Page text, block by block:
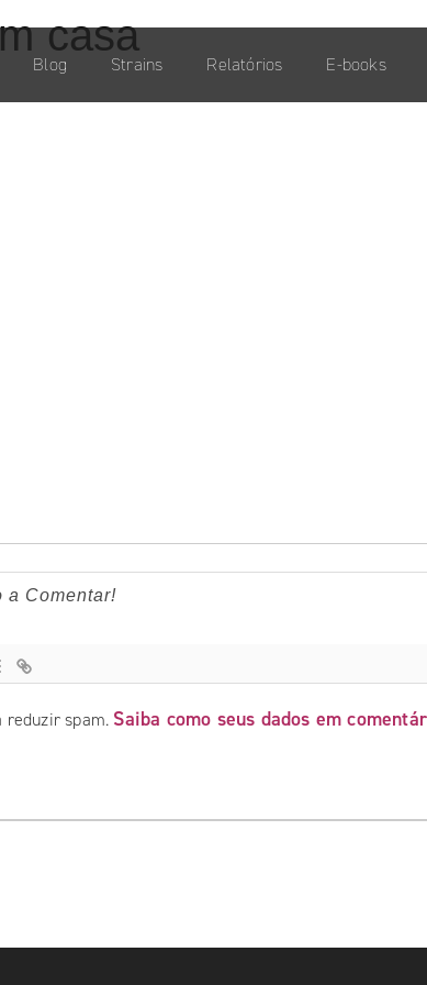
Blog Strains Relatórios E-books
casa
reduzir spam. Saiba como seus dados em